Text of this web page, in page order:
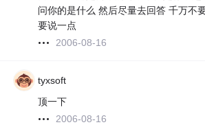
问你的是什么 然后尽量去回答 千万不
要说一点
2006-08-16
tyxsoft
顶一下
2006-08-16